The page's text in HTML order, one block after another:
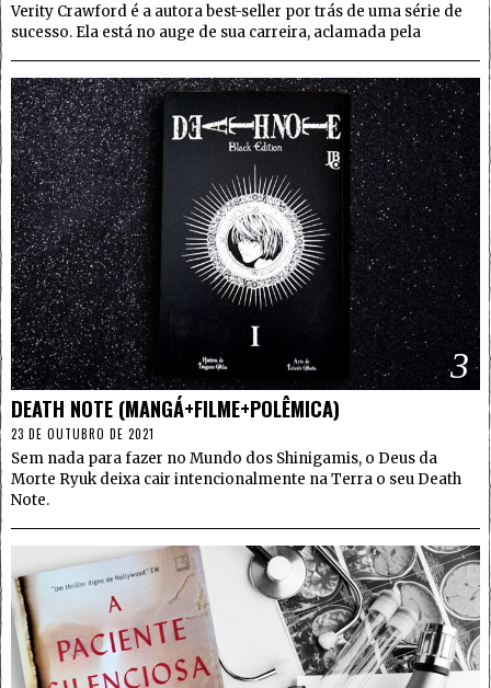
Verity Crawford é a autora best-seller por trás de uma série de
sucesso. Ela está no auge de sua carreira, aclamada pela
3
DEATH NOTE (MANGÁ+FILME+POLÊMICA)
23 DE OUTUBRO DE 2021
Sem nada para fazer no Mundo dos Shinigamis, o Deus da
Morte Ryuk deixa cair intencionalmente na Terra o seu Death
Note.